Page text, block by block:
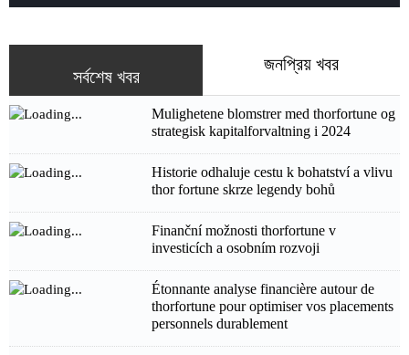
সর্বশেষ খবর
জনপ্রিয় খবর
Mulighetene blomstrer med thorfortune og
strategisk kapitalforvaltning i 2024
Historie odhaluje cestu k bohatství a vlivu
thor fortune skrze legendy bohů
Finanční možnosti thorfortune v
investicích a osobním rozvoji
Étonnante analyse financière autour de
thorfortune pour optimiser vos placements
personnels durablement